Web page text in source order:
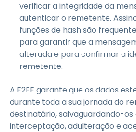
verificar a integridade da
autenticar o remetente.
funções de hash são
para garantir que a
alterada e para confirmar a
remetente.
A E2EE garante que os dados
durante toda a sua jornada do
destinatário, salvaguardando-
interceptação, adulteração e